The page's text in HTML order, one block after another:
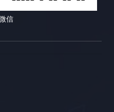
门话题、影响力人物以
你的行业中表现最佳，
引大量的流量和关注，
牌知名度。 1. 内容研
Buzzsumo 可以帮助你
的内容，并分析这些内
具有不同的优缺点，你
今天开始，走向世界 小
策略，你的网站就能在
语：小语种搜索引擎优
断深入，小语种搜索引
不再是一个可选项，而
家、KOL、用户等参与
种渠道进行推广，例如
运营、线下活动、内容
内容的曝光度和影响
5. 数据驱动持续优化
集用户反馈，分析用户
信